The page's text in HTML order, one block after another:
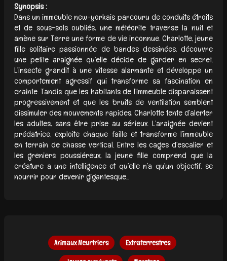
Synopsis :
Dans un immeuble new-yorkais parcouru de conduits étroits
et de sous-sols oubliés, une météorite traverse la nuit et
amène sur Terre une forme de vie inconnue. Charlotte, jeune
fille solitaire passionnée de bandes dessinées, découvre
une petite araignée qu’elle décide de garder en secret.
L’insecte grandit à une vitesse alarmante et développe un
comportement agressif qui transforme sa fascination en
crainte. Tandis que les habitants de l’immeuble disparaissent
progressivement et que les bruits de ventilation semblent
dissimuler des mouvements rapides, Charlotte tente d’alerter
les adultes, sans être prise au sérieux. L’araignée devient
prédatrice, exploite chaque faille et transforme l’immeuble
en terrain de chasse vertical. Entre les cages d’escalier et
les greniers poussiéreux, la jeune fille comprend que la
créature a une intelligence et qu’elle n’a qu’un objectif, se
nourrir pour devenir gigantesque...
Animaux Meurtriers Extraterrestres